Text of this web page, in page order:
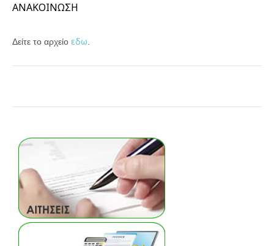
ΑΝΑΚΟΙΝΩΣΗ
Δείτε το αρχείο εδω